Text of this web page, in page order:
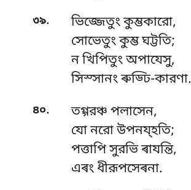
৩৯.
ভিজ্জেতুং কুম্ভকারো,
সোভেতুং কুম্ভ ঘট্টতি;
ন খিপিতুং অপাযেসু,
সিস্সানং ৰুড্ঢি-কারণা.
৪০.
তগ্গরঞ্চ পলাসেন,
যো নরো উপনয্হতি;
পত্তাপি সুরভি ৰাযন্তি,
এৰং ধীরূপসেৰনা.